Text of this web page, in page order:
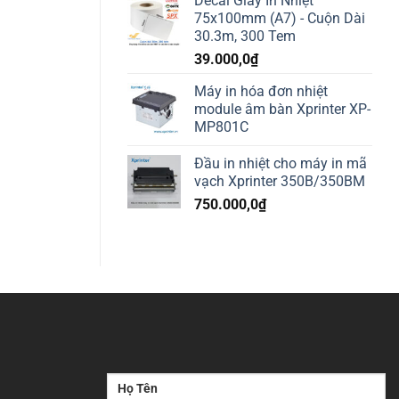
75x100mm (A7) - Cuộn Dài
30.3m, 300 Tem
39.000,0₫
Máy in hóa đơn nhiệt
module âm bàn Xprinter XP-
MP801C
Đầu in nhiệt cho máy in mã
vạch Xprinter 350B/350BM
750.000,0₫